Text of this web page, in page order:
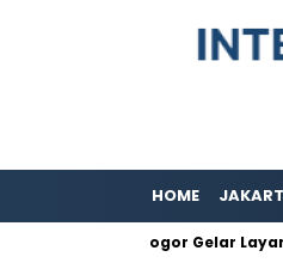
HOME
Bogor Gelar Layanan 80